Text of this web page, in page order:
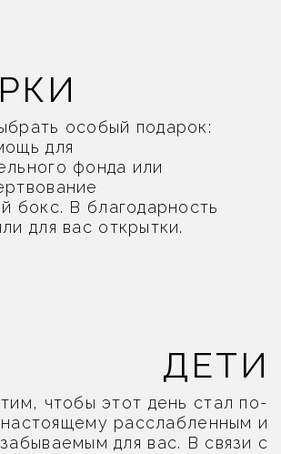
WEDDING
DAY OF OUR LOVE
DAY OF OUR LOVE